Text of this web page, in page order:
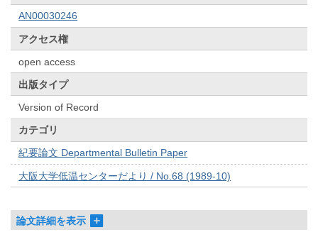
AN00030246
アクセス権
open access
出版タイプ
Version of Record
カテゴリ
紀要論文 Departmental Bulletin Paper
大阪大学低温センターだより / No.68 (1989-10)
論文詳細を表示